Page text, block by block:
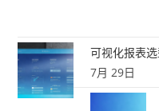
可视化报表
7月 29日